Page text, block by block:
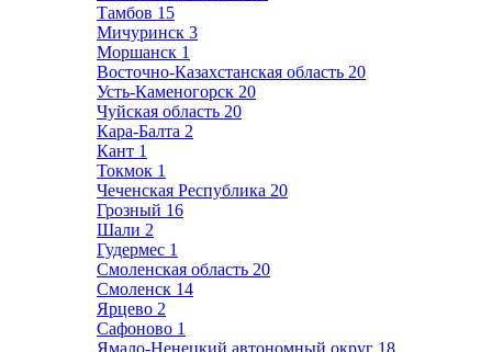
Тамбов 15
Мичуринск 3
Моршанск 1
Восточно-Казахстанская область 20
Усть-Каменогорск 20
Чуйская область 20
Кара-Балта 2
Кант 1
Токмок 1
Чеченская Республика 20
Грозный 16
Шали 2
Гудермес 1
Смоленская область 20
Смоленск 14
Ярцево 2
Сафоново 1
Ямало-Ненецкий автономный округ 18